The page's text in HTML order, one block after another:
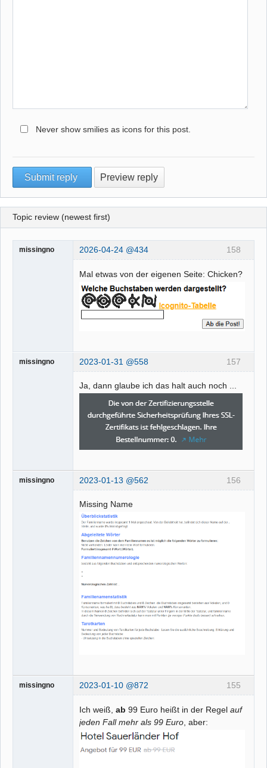
Never show smilies as icons for this post.
Topic review (newest first)
158
missingno 2026-04-24 @434
Mal etwas von der eigenen Seite: Chicken?
157
missingno 2023-01-31 @558
Ja, dann glaube ich das halt auch noch ...
156
missingno 2023-01-13 @562
Missing Name
155
missingno 2023-01-10 @872
Ich weiß,ab 99 Euro heißt in der Regelauf
jeden Fall mehr als 99 Euro , aber: